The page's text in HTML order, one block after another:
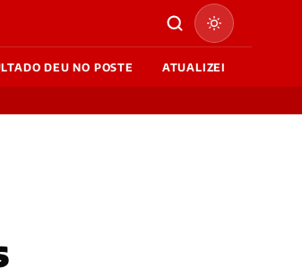
DEU NO POSTE ATUALIZEI